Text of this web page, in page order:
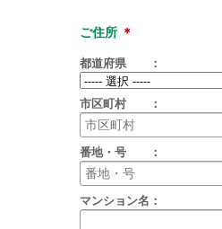
ご住所 ＊
都道府県 ：
市区町村 ：
番地・号 ：
マンション名：